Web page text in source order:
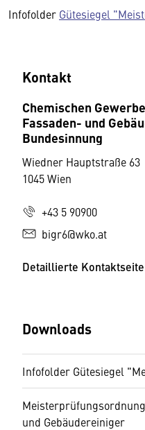
Infofolder Gütesiegel
Kontakt
Chemischen
Fassaden- und
Bundesinnung
Wiedner Hauptstraße 63
1045 Wien
+43 5 90900
bigr6@wko.at
Detaillierte Kontaktseite
Downloads
Infofolder Gütesiegel
und Gebäudereiniger